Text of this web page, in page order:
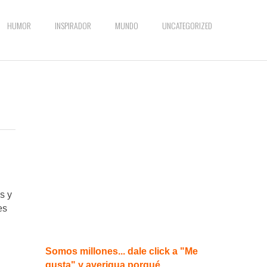
HUMOR INSPIRADOR MUNDO UNCATEGORIZED
y
Somos millones... dale click a "Me
gusta" y averigua porqué